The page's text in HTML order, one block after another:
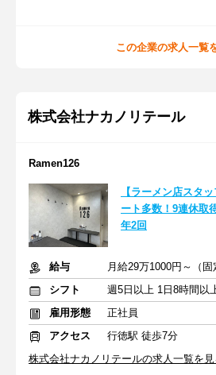
この企業の求人一覧
株式会社ナカノリテール
Ramen126
【ラーメン店スタ
ート多数！9連休取
年2回
給与
シフト
週5日以上 1日8時間以
雇用形態
正社員
アクセス
行徳駅 徒歩7分
株式会社ナカノリテールの求人一覧を見